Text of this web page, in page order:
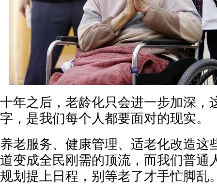
十年之后，老龄化只会进一步加深，
字，是我们每个人都要面对的现实。
养老服务、健康管理、适老化改造这
道变成全民刚需的顶流，而我们普通
规划提上日程，别等老了才手忙脚乱